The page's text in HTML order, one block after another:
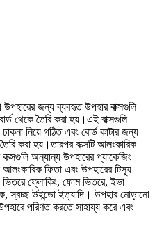
জন্য ব্যবহৃত উপহার বাক্সগুলি
থেকে তৈরি করা হয়।এই বাক্সগুলি
নিয়ে গঠিত এবং বোর্ড কাটার জন্য
করা হয়।তারপর বাক্সটি আলংকারিক
অন্যান্য উপহারের প্যাকেজিং
আলংকারিক ফিতা এবং উপহারের টিস্যু
ভিতরে ফ্লোকিং, ফোম ভিতরে, ইভা
স্বচ্ছ উইন্ডো ইত্যাদি। উপহার মোড়ানো
পরিণত করতে সাহায্য করে এবং